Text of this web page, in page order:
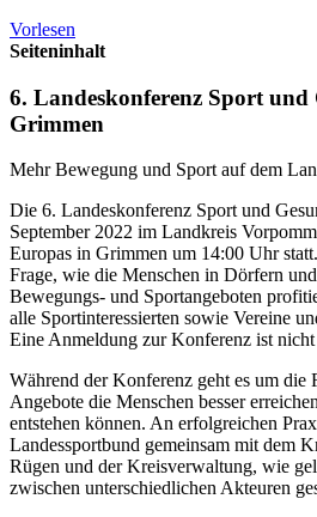
Vorlesen
Seiteninhalt
6. Landeskonferenz Sport und
Grimmen
Mehr Bewegung und Sport auf dem
Die 6. Landeskonferenz Sport und
September 2022 im Landkreis
Europas in Grimmen um 14:00 Uhr
Frage, wie die Menschen in Dörfern
Bewegungs- und Sportangeboten
alle Sportinteressierten sowie Vereine
Eine Anmeldung zur Konferenz ist
Während der Konferenz geht es um die
Angebote die Menschen besser
entstehen können. An erfolgreichen
Landessportbund gemeinsam mit dem
Rügen und der Kreisverwaltung, wie
zwischen unterschiedlichen Akteuren